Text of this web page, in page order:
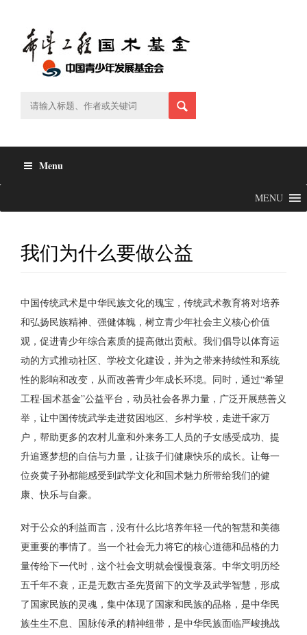
content
Menu
MENU
我们为什么要做公益
中国传统武术是中华民族文化的瑰宝，传统武术教育将对培养
和弘扬民族精神、强健体魄，树立青少年社会主义核心价值
观，促进青少年综合素质的提高做出贡献。我们倡导以体育运
动的方式推动社区、学校文化建设，并为之带来持续性和系统
性的影响和改变，从而改善青少年成长环境。同时，通过“希望
工程·国术基金”公益平台，动员社会各界力量，广泛开展慈善义
举，让中国传统武学走进贫困地区、乡村学校，走进千家万
户，帮助更多的农村儿童和外来务工人员的子女感受成功、提
升追逐梦想的自信与力量，让孩子们健康快乐的成长。让每一
位炎黄子孙都能感受到武学文化和国术魅力所带给我们的健
康、快乐与自豪。
对于公众的利益而言，没有什么比培养年轻一代的智慧和美德
更重要的事情了。当一个社会无力将它的核心道德和品格的力
量传给下一代时，这个社会文明就会慢慢衰落。中华文明历经
五千年不衰，正是无数古圣先贤留下的文学及武学智慧，形成
了国家民族的灵魂，集中体现了国家和民族的品格，是中华民
族生生不息、国脉传承的精神纽带，是中华民族面临严峻挑战